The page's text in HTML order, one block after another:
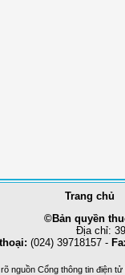
Trang chủ
©Bản quyền
Địa chỉ:
(024) 39718157 -
nguồn Cổng thông tin điện